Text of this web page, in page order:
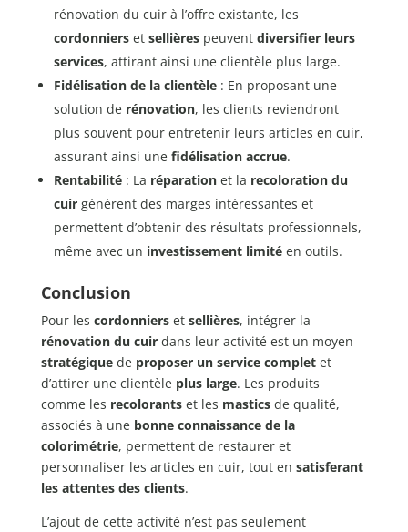
rénovation du cuir à l’offre existante, les
cordonnierset sellièrespeuvent diversifier leurs
services, attirant ainsi une clientèle plus large.
Fidélisation de la clientèle: En proposant une
solution de rénovation, les clients reviendront
plus souvent pour entretenir leurs articles en cuir,
assurant ainsi une fidélisation accrue.
Rentabilité: La réparationet la recoloration du
cuirgénèrent des marges intéressantes et
permettent d’obtenir des résultats professionnels,
même avec un investissement limitéen outils.
Conclusion
Pour les cordonnierset sellières, intégrer la
rénovation du cuirdans leur activité est un moyen
stratégiquede proposer un service completet
d’attirer une clientèle plus large. Les produits
comme les recolorantset les masticsde qualité,
associés à une bonne connaissance de la
colorimétrie, permettent de restaurer et
personnaliser les articles en cuir, tout en satisferant
les attentes des clients.
L’ajout de cette activité n’est pas seulement